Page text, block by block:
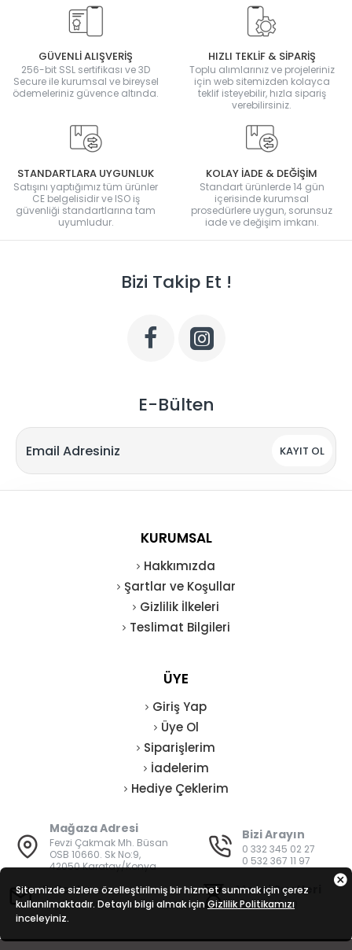
GÜVENLİ ALIŞVERİŞ
256-bit SSL sertifikası ve 3D
Secure ile kurumsal ve bireysel
ödemeleriniz güvence altında.
HIZLI TEKLİF & SİPARİŞ
Toplu alımlarınız ve projeleriniz
için web sitemizden kolayca
teklif isteyebilir, hızla sipariş
verebilirsiniz.
STANDARTLARA UYGUNLUK
Satışını yaptığımız tüm ürünler
CE belgelisidir ve ISO iş
güvenliği standartlarına tam
uyumludur.
KOLAY İADE & DEĞİŞİM
Standart ürünlerde 14 gün
içerisinde kurumsal
prosedürlere uygun, sorunsuz
iade ve değişim imkanı.
Bizi Takip Et !
E-Bülten
KAYIT OL
KURUMSAL
Hakkımızda
Şartlar ve Koşullar
Gizlilik İlkeleri
Teslimat Bilgileri
ÜYE
Giriş Yap
Üye Ol
Siparişlerim
İadelerim
Hediye Çeklerim
Mağaza Adresi
Fevzi Çakmak Mh. Büsan
OSB 10660. Sk No:9,
42050 Karatay/Konya
Bizi Arayın
0 332 345 02 27
0 532 367 11 97
E-Posta
bilgi@vatanisguvenligi.com
Mesai Saatleri
08:00 - 19:00
Sitemizde sizlere özelleştirilmiş bir hizmet sunmak için çerez
kullanılmaktadır. Detaylı bilgi almak için Gizlilik Politikamızı
inceleyiniz.